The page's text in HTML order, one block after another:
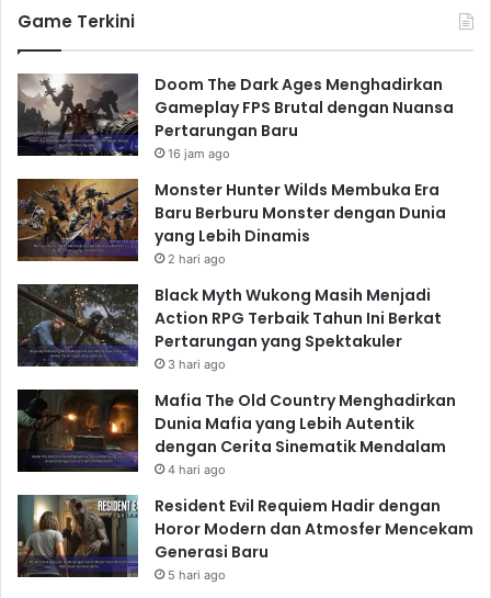
Death Stranding 2: Apa
yang Bisa Kita Harapkan?
Dengan pengumuman resmiDeath Stranding 2, para
penggemar tentu penasaran dengan apa yang akan
ditawarkan oleh sekuel ini. Meskipun detailnya masih
gambaran tentang apa yang dapat kita harapkan.
Berdasarkan trailer tersebut, tampaknya
Death
Stranding 2akan melanjutkan petualangan Sam Porter
Bridges (diperankan oleh Norman Reedus) dalam
dunia yang semakin kompleks dan penuh ancaman.
Kita dapat berharap akan ada peningkatan grafis,
mekanisme gameplay yang lebih canggih, dan tentu
saja, cerita yang lebih memikat dan penuh misteri.
Peningkatan Grafis dan
Gameplay
Dengan teknologi game yang semakin maju,
Death
Stranding 2diprediksi akan memiliki grafis yang jauh
lebih memukau dibandingkan pendahulunya. Detail
lingkungan, karakter, dan efek visual lainnya
Game Terkini
Doom The Dark Ages Menghadirkan
Gameplay FPS Brutal dengan Nuansa
Pertarungan Baru
16 jam ago
Monster Hunter Wilds Membuka Era
Baru Berburu Monster dengan Dunia
yang Lebih Dinamis
2 hari ago
Black Myth Wukong Masih Menjadi
Action RPG Terbaik Tahun Ini Berkat
Pertarungan yang Spektakuler
3 hari ago
Mafia The Old Country Menghadirkan
Dunia Mafia yang Lebih Autentik
dengan Cerita Sinematik Mendalam
4 hari ago
Resident Evil Requiem Hadir dengan
Horor Modern dan Atmosfer Mencekam
Generasi Baru
5 hari ago